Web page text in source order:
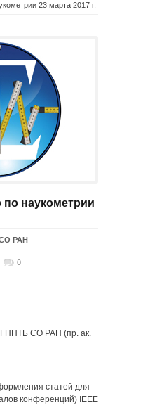
23 марта 2017 г.
наукометрии
РАН
0
СО РАН (пр. ак.
статей для
конференций) IEEE